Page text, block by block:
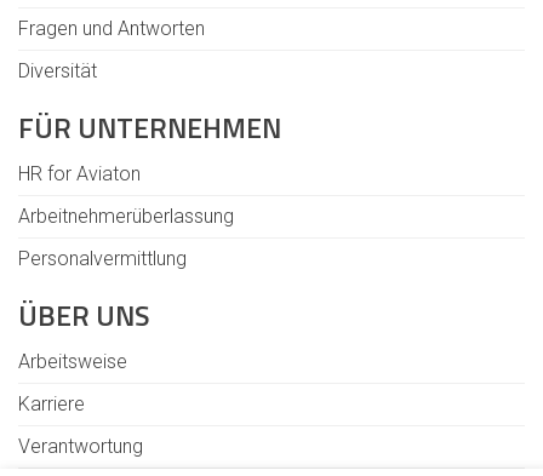
Fragen und Antworten
Diversität
FÜR UNTERNEHMEN
HR for Aviaton
Arbeitnehmerüberlassung
Personalvermittlung
ÜBER UNS
Arbeitsweise
Karriere
Verantwortung